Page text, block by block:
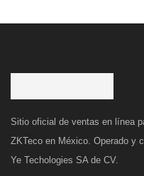
Sitio oficial de ventas en línea
ZKTeco en México. Operado y
Ye Techologies SA de CV.